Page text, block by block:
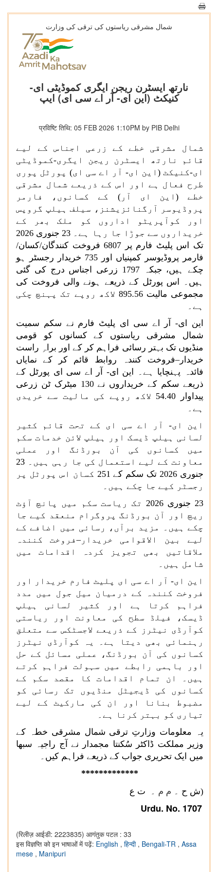
شمال مشرقی ریاستوں کی ترقی کی وزارت
نارتھ ایسٹرن ریجن ایگری کموڈیٹی ای-
کنیکٹ (این ای- آر اے سی ای) ایپ
प्रविष्टि तिथि: 05 FEB 2026 1:10PM by PIB Delhi
شمال مشرقی خطے کے زرعی اجناس کے لیے
قائم نارتھ ایسٹرن ریجن ایگری-کموڈیٹی
ای-کنیکٹ (این ای- آر اے سی ای) پورٹل پوری
طرح فعال ہے اور اس کے ذریعے شمال مشرقی
خطے (این ای آر) کے کسانوں، فارمر
پروڈیوسر آرگنائزیشنز، سیلف ہیلپ گروپس
اور کوآپریٹو اداروں کو ملک بھر کے
خریداروں سے جوڑا جا رہا ہے۔ 23 جنوری 2026
تک اس پلیٹ فارم پر 6807 فروخت کنندگان/کسان/
فارمر پروڈیوسر کمپنیاں اور 735 خریدار رجسٹر ہو
چکے ہیں، جبکہ 1797 زرعی اجناس درج کی گئی
ہیں۔ اس پورٹل کے ذریعے ہونے والی فروخت کی
مجموعی مالیت 895.56 لاکھ روپے تک پہنچ چکی
ہے۔
این ای- آر اے سی ای پلیٹ فارم نے سکم سمیت
شمال مشرقی ریاستوں کے کسانوں کو قومی
منڈیوں تک بہتر رسائی فراہم کر کے اور براہِ راست
خریدار–فروخت کنندہ روابط قائم کر کے نمایاں
فائدہ پہنچایا ہے۔ این ای- آر اے سی ای پورٹل کے
ذریعے سکم کے خریداروں نے 130 میٹرک ٹن زرعی
پیداوار 54.40 لاکھ روپے کی مالیت سے خریدی
ہے۔
این ای- آر اے سی ای کے تحت قائم کثیر
لسانی ہیلپ ڈیسک اور ہیلپ لائن خدمات سکم
میں کسانوں کی آن بورڈنگ اور عملی
معاونت کے لیے استعمال کی جا رہی ہیں۔ 23
جنوری 2026 تک سکم کے 251 کسان اس پورٹل پر
رجسٹر کیے جا چکے ہیں۔
23 جنوری 2026 تک ریاست سکم میں پانچ آؤٹ
ریچ اور آن بورڈنگ پروگرام منعقد کیے جا
چکے ہیں۔ مزید برآں، رسائی میں اضافے کے
لیے بین الاقوامی خریدار–فروخت کنندہ
ملاقاتیں بھی تجویز کردہ اقدامات میں
شامل ہیں۔
این ای- آر اے سی ای پلیٹ فارم خریدار اور
فروخت کنندہ کے درمیان میل جول میں مدد
فراہم کرتا ہے اور کثیر لسانی ہیلپ
ڈیسک، فیلڈ سطح کی معاونت اور ریاستی
کوآرڈی نیٹرز کے ذریعے لاجسٹکس سے متعلق
رہنمائی بھی دیتا ہے۔ یہ کوآرڈی نیٹرز
کسانوں کی آن بورڈنگ، عملی مسائل کے حل
اور باہمی رابطے میں سہولت فراہم کرتے
ہیں۔ ان تمام اقدامات کا مقصد سکم کے
کسانوں کی ڈیجیٹل منڈیوں تک رسائی کو
مضبوط بنانا اور ان کی مارکیٹ کے لیے
تیاری کو بہتر کرنا ہے۔
یہ معلومات وزارتِ ترقیِ شمال مشرقی خطہ کے
وزیرِ مملکت ڈاکٹر سُکنتا مجمدار نے آج راجیہ سبھا
میں ایک تحریری جواب کے ذریعے فراہم کیں۔
*************
(ش ح ۔ م م ۔ ت ع
Urdu. No. 1707
(रिलीज़ आईडी: 2223835) आगंतुक पटल : 33
इस विज्ञप्ति को इन भाषाओं में पढ़ें: English , हिन्दी , Bengali-TR , Assa
mese , Manipuri